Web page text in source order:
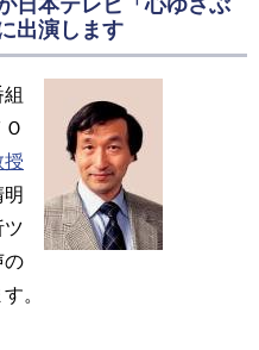
日本テレビ「心ゆさぶ
出演します
授
ツ
の
。